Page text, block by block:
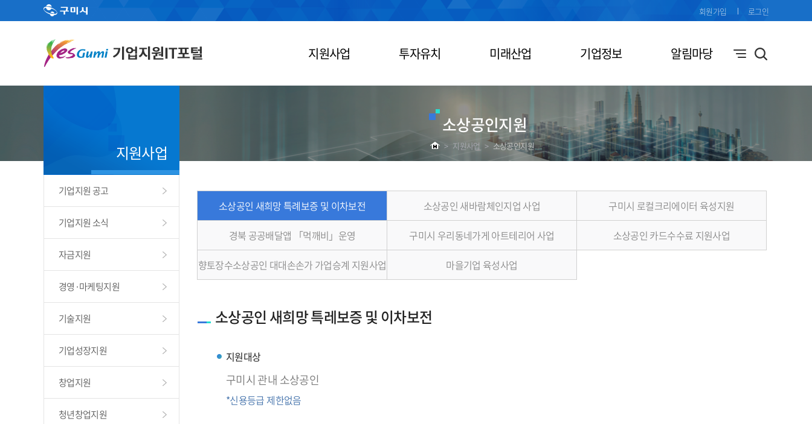
지원사업 투자유치 미래산업 기업정보 알림마당
회원가입 로그인
소상공인지원
> 지원사업 > 소상공인지원
지원사업
기업지원 공고
기업지원 소식
자금지원
경영·마케팅지원
기술지원
기업성장지원
창업지원
청년창업지원
소상공인 새희망 특례보증 및 이차보전 소상공인 새바람체인지업 사업 구미시 로컬크리에이터 육성지원
경북 공공배달앱 「먹깨비」운영 구미시 우리동네가게 아트테리어 사업 소상공인 카드수수료 지원사업
향토장수소상공인 대대손손가 가업승계 지원사업 마을기업 육성사업
소상공인 새희망 특레보증 및 이차보전
지원대상
구미시 관내 소상공인
*신용등급 제한없음